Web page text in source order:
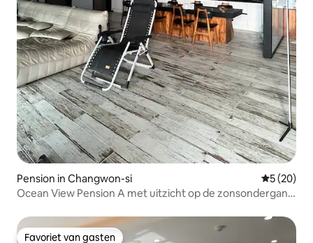
Pension in Changwon-si
5 (20)
Ocean View Pension A met uitzicht op de zonsondergang
Favoriet van gasten